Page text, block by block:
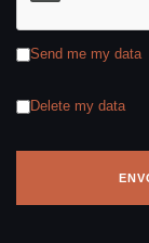
Send me my data
Delete my data